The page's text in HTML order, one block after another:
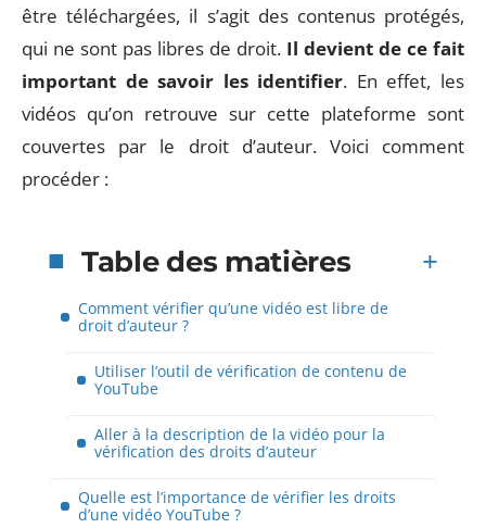
être téléchargées, il s’agit des contenus protégés,
qui ne sont pas libres de droit. Il devient de ce fait
important de savoir les identifier. En effet, les
vidéos qu’on retrouve sur cette plateforme sont
couvertes par le droit d’auteur. Voici comment
procéder :
Table des matières
Comment vérifier qu’une vidéo est libre de
droit d’auteur ?
Utiliser l’outil de vérification de contenu de
YouTube
Aller à la description de la vidéo pour la
vérification des droits d’auteur
Quelle est l’importance de vérifier les droits
d’une vidéo YouTube ?